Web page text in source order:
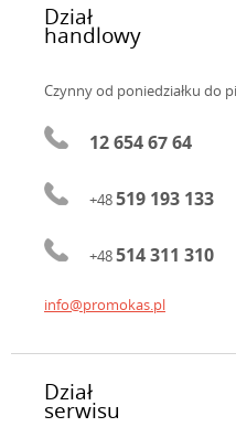
Dział
handlowy
Czynny od poniedziałku do
12 654 67 64
+48519 193 133
+48514 311 310
info@promokas.pl
Dział
serwisu